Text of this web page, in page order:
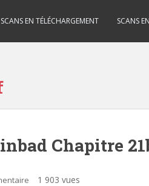
SCANS EN TÉLÉCHARGEMENT SCANS
Chapitre
1 903 vues